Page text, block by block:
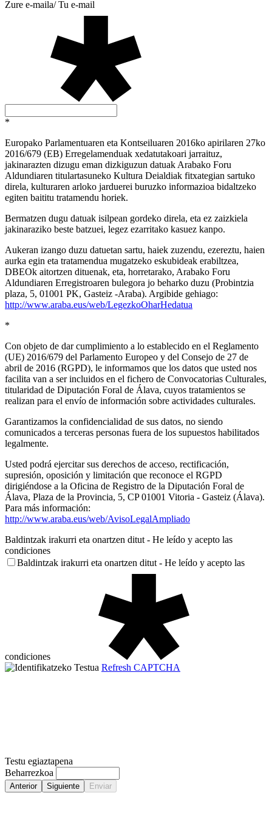
Zure e-maila/ Tu e-mail
*
Europako Parlamentuaren eta Kontseiluaren 2016ko apirilaren 27ko
2016/679 (EB) Erregelamenduak xedatutakoari jarraituz,
jakinarazten dizugu eman dizkiguzun datuak Arabako Foru
Aldundiaren titulartasuneko Kultura Deialdiak fitxategian sartuko
direla, kulturaren arloko jarduerei buruzko informazioa bidaltzeko
egiten baititu tratamendu horiek.
Bermatzen dugu datuak isilpean gordeko direla, eta ez zaizkiela
jakinaraziko beste batzuei, legez ezarritako kasuez kanpo.
Aukeran izango duzu datuetan sartu, haiek zuzendu, ezereztu, haien
aurka egin eta tratamendua mugatzeko eskubideak erabiltzea,
DBEOk aitortzen dituenak, eta, horretarako, Arabako Foru
Aldundiaren Erregistroaren bulegora jo beharko duzu (Probintzia
plaza, 5, 01001 PK, Gasteiz -Araba). Argibide gehiago:
http://www.araba.eus/web/LegezkoOharHedatua
*
Con objeto de dar cumplimiento a lo establecido en el Reglamento
(UE) 2016/679 del Parlamento Europeo y del Consejo de 27 de
abril de 2016 (RGPD), le informamos que los datos que usted nos
facilita van a ser incluidos en el fichero de Convocatorias Culturales,
titularidad de Diputación Foral de Álava, cuyos tratamientos se
realizan para el envío de información sobre actividades culturales.
Garantizamos la confidencialidad de sus datos, no siendo
comunicados a terceras personas fuera de los supuestos habilitados
legalmente.
Usted podrá ejercitar sus derechos de acceso, rectificación,
supresión, oposición y limitación que reconoce el RGPD
dirigiéndose a la Oficina de Registro de la Diputación Foral de
Álava, Plaza de la Provincia, 5, CP 01001 Vitoria - Gasteiz (Álava).
Para más información:
http://www.araba.eus/web/AvisoLegalAmpliado
Baldintzak irakurri eta onartzen ditut - He leído y acepto las
condiciones
Baldintzak irakurri eta onartzen ditut - He leído y acepto las
condiciones
Refresh CAPTCHA
Testu egiaztapena
Beharrezkoa
Anterior Siguiente Enviar